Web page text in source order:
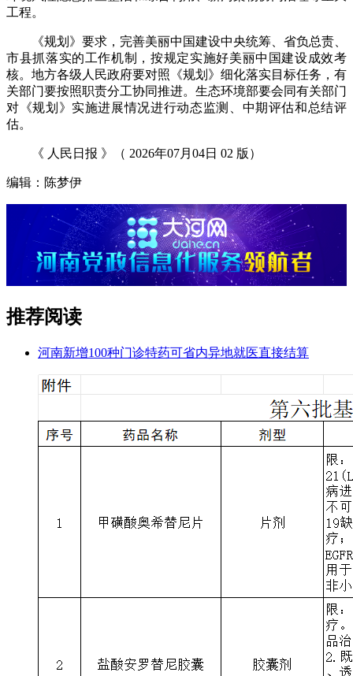
工程。
《规划》要求，完善美丽中国建设中央统筹、省负总责、
市县抓落实的工作机制，按规定实施好美丽中国建设成效考
核。地方各级人民政府要对照《规划》细化落实目标任务，有
关部门要按照职责分工协同推进。生态环境部要会同有关部门
对《规划》实施进展情况进行动态监测、中期评估和总结评
估。
《 人民日报 》（ 2026年07月04日 02 版）
编辑：陈梦伊
推荐阅读
河南新增100种门诊特药可省内异地就医直接结算